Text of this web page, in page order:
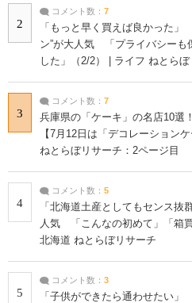
2
コメント数： 7
「もっと早く買えば良かった
ン”が大人気 「プライバシーも
した」（2/2） | ライフ ねとら
3
コメント数： 7
兵庫県の「ケーキ」の名店10
【7月12日は「デコレーション
ねとらぼリサーチ：2ページ目
4
コメント数： 5
「北海道土産としてもセンス抜
人気 「こんなの初めて」「箱
北海道 ねとらぼリサーチ
5
コメント数： 3
「子供ができたら通わせたい